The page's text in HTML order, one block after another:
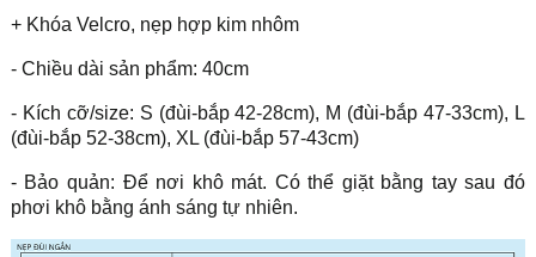
+ Khóa Velcro, nẹp hợp kim nhôm
- Chiều dài sản phẩm: 40cm
- Kích cỡ/size: S (đùi-bắp 42-28cm), M (đùi-bắp 47-33cm), L
(đùi-bắp 52-38cm), XL (đùi-bắp 57-43cm)
- Bảo quản: Để nơi khô mát. Có thể giặt bằng tay sau đó
phơi khô bằng ánh sáng tự nhiên.